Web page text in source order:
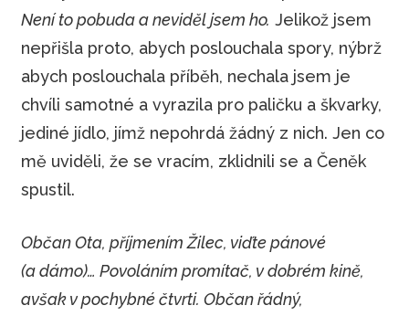
Není to pobuda a neviděl jsem ho. Jelikož jsem
nepřišla proto, abych poslouchala spory, nýbrž
abych poslouchala příběh, nechala jsem je
chvíli samotné a vyrazila pro paličku a škvarky,
jediné jídlo, jímž nepohrdá žádný z nich. Jen co
mě uviděli, že se vracím, zklidnili se a Čeněk
spustil.
Občan Ota, příjmením Žilec, viďte pánové
(a dámo)… Povoláním promítač, v dobrém kině,
avšak v pochybné čtvrti. Občan řádný,